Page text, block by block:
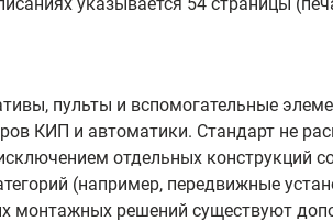
пульты и вспомогательные
КИП и автоматики. Стандарт не
отдельных конструкций
(например, передвижные
монтажных решений существуют